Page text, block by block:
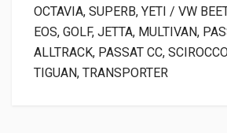
OCTAVIA, SUPERB, YETI / VW
EOS, GOLF, JETTA, MULTIVAN,
ALLTRACK, PASSAT CC,
TIGUAN, TRANSPORTER